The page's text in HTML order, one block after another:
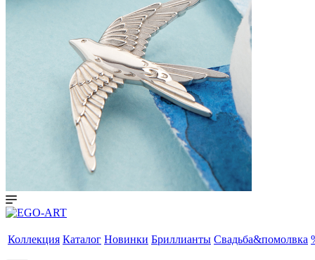
Коллекция Каталог Новинки Бриллианты Свадьба&помолвка